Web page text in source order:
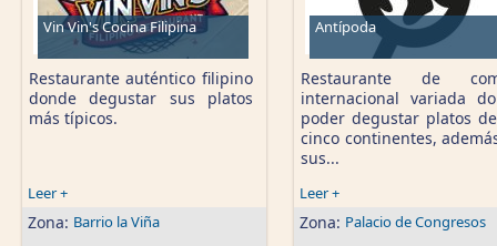
Vin Vin's Cocina Filipina
Restaurante auténtico filipino
donde degustar sus platos
más típicos.
Leer +
Zona: Barrio la Viña
Antípoda
Restaurante de
internacional variada
poder degustar platos
cinco continentes,
sus...
Leer +
Zona: Palacio de Congresos